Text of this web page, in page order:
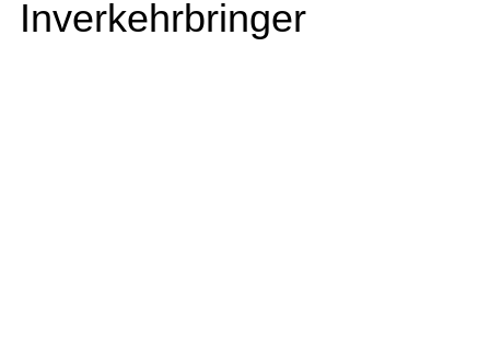
Inverkehrbringer